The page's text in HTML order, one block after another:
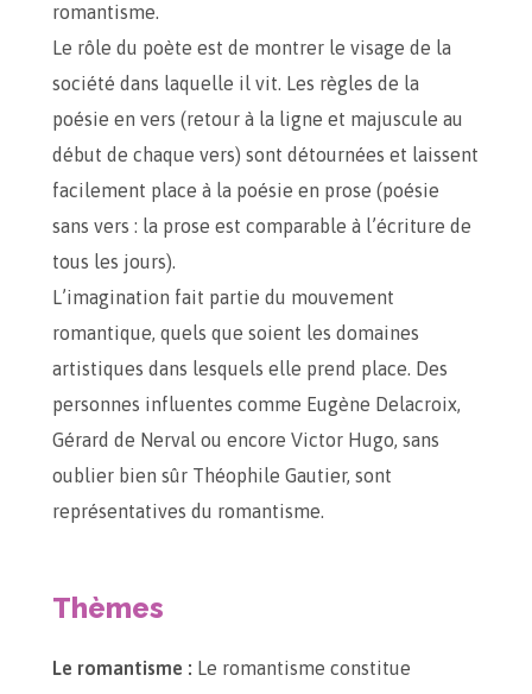
romantisme.
Le rôle du poète est de montrer le visage de la
société dans laquelle il vit. Les règles de la
poésie en vers (retour à la ligne et majuscule au
début de chaque vers) sont détournées et laissent
facilement place à la poésie en prose (poésie
sans vers : la prose est comparable à l’écriture de
tous les jours).
L’imagination fait partie du mouvement
romantique, quels que soient les domaines
artistiques dans lesquels elle prend place. Des
personnes influentes comme Eugène Delacroix,
Gérard de Nerval ou encore Victor Hugo, sans
oublier bien sûr Théophile Gautier, sont
représentatives du romantisme.
Thèmes
Le romantisme : Le romantisme constitue